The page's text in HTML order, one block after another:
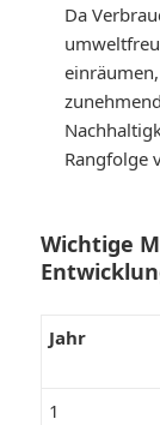
Da
Rangfolge
Wichtige
Jahr
1